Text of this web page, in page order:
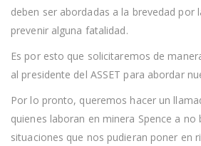
deben ser abordadas a la brevedad por
prevenir alguna fatalidad.
Es por esto que solicitaremos de
al presidente del ASSET para abordar
Por lo pronto, queremos hacer un
quienes laboran en minera Spence a no
situaciones que nos pudieran poner en